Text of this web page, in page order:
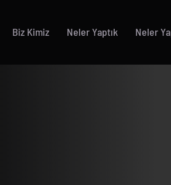
Biz Kimiz Neler Yaptık Neler